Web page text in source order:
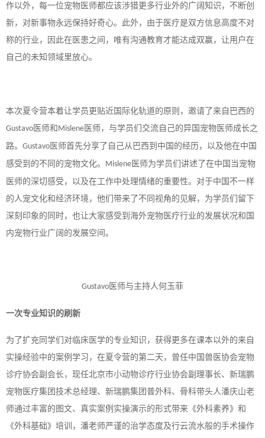
作以外，每一位宠物医师都应该涉猎更多行业外的广阔知识，不断创
新，对新事物永远保持好奇心。此外，由于医疗是双方信息高度不对
称的行业，因此在医患之间，唯有沟通教育才能达成双赢，让用户在
自己的未知领域里放心。
本次夏令营本着让学员更贴近国际化轨道的原则，邀请了来自巴西的
Gustavo 医师和 Mislene 医师，与学员们交流自己的异国宠物医师成长之
路。 Gustavo 医师首先分享了自己从巴西到中国的经历，以及他在中国
感受到的不同的宠物文化。 Mislene 医师为学员们讲述了在中国当宠物
医师的深切感受，以及在工作中处理情绪的重要性。对于中国不一样
的人宠文化和经济环境，他们带来了不同视角的见解，为学员们留下
深刻印象的同时，也让大家感受到海外宠物医疗行业的发展状况和国
内宠物行业广阔的发展空间。
Gustavo 医师与主持人何玉菲
一次专业知识的刷新
为了扩充同学们对临床医学的专业知识，获得更多在课本以外的来自
实操经验中的案例学习，在夏令营的第二天，曾任中国兽医协会宠物
诊疗协会副会长，现任北京市小动物诊疗行业协会副理事长、新瑞鹏
宠物医疗集团技术总经理、新瑞鹏集团普外科、骨科带头人潘庆山老
师通过丰富的图文、真实案例实操演示的形式带来《外科素养》和
《外科基础》培训，潘老师严谨的治学态度及行云流水般的手术操作